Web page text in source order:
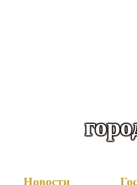
Новости